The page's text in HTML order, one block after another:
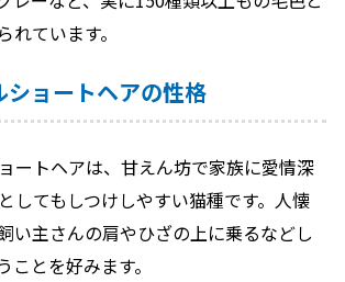
れています。
ショートヘアの性格
ートヘアは、甘えん坊で家族に愛情深
してもしつけしやすい猫種です。人懐
い主さんの肩やひざの上に乗るなどし
ことを好みます。